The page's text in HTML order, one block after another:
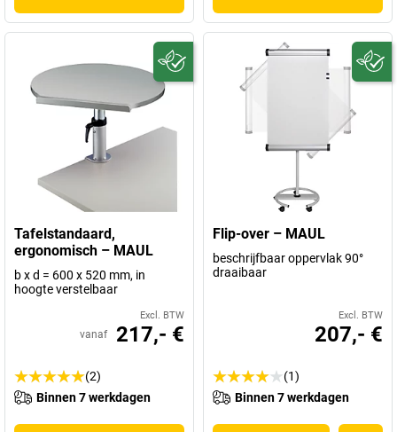
Tafelstandaard,
ergonomisch – MAUL
b x d = 600 x 520 mm, in
hoogte verstelbaar
Excl. BTW
vanaf 217,- €
(2)
Binnen 7 werkdagen
Flip-over – MAUL
beschrijfbaar oppervlak 90°
draaibaar
Excl. BTW
207,- €
(1)
Binnen 7 werkdagen